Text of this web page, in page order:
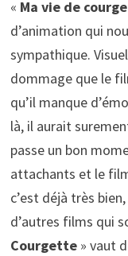
« Ma vie de
d’animation qui
sympathique.
dommage que le
qu’il manque
là, il aurait
passe un bon
attachants et le
c’est déjà très
d’autres films qui
Courgette» vaut